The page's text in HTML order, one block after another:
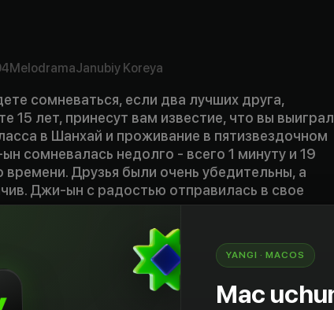
MelodramaJanubiy Koreya
сомневаться, если два лучших друга,
15 лет, принесут вам известие, что вы
в Шанхай и проживание в пятизвездочном
сомневалась недолго - всего 1 минуту и 19
времени. Друзья были очень убедительны, а
Джи-ын с радостью отправилась в свое
совершенно не догадываясь, какие
её в дальнейшем. Начиная с сюрприза в
в самолете, оказавшегося популярным
тем, что в Шанхае о её брони никто и
YANGI · MACOS
Mac